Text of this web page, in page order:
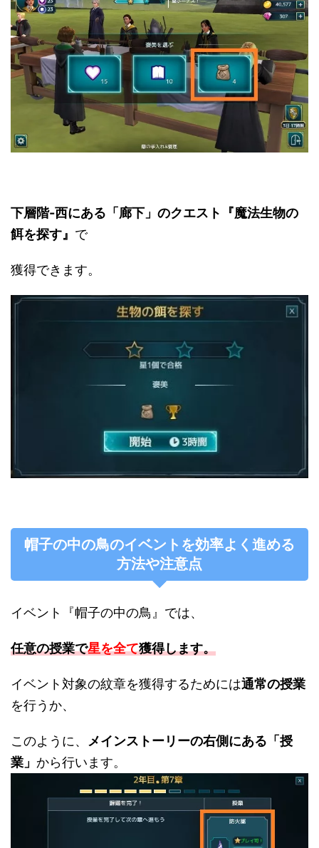
下層階-西にある「廊下」のクエスト『魔法生物の
餌を探す』 で
獲得できます。
帽子の中の鳥のイベントを効率よく進める
方法や注意点
イベント『帽子の中の鳥』では、
任意の授業で星を全て獲得します。
イベント対象の紋章を獲得するためには通常の授業
を行うか、
このように、
メインストーリーの右側にある「授
業」 から行います。